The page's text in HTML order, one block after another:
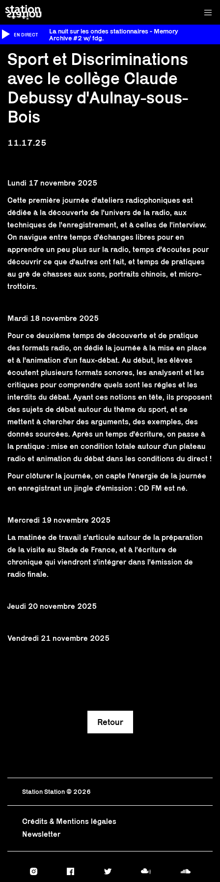
EN DIRECT
La nuit sur les ondes stationnaires - Memory
Archive #2 w/ fdg.
Sport et Discriminations
avec le collège Claude
Debussy d'Aulnay-sous-
Bois
11.17.25
Lundi 17 novembre 2025
Cette première journée d'ateliers radiophoniques est
dédiée à la découverte de l'univers de la radio, aux
techniques de l'enregistrement, et à celles de l'interview.
On navigue entre temps d'échanges libres pour en
apprendre un peu plus sur la radio, temps d'écoutes pour
découvrir ce que d'autres ont fait, et temps de pratiques
au grè de chasses aux sons, portraits chinois, et micro-
trottoirs.
Mardi 18 novembre 2025
Pour ce deuxième temps de découverte et de pratique
des formats radio, on dédié la journée à la mise en place
et à l'animation d'un faux-débat. Au début, les élèves
écoutent plusieurs formats sonores, les analysent et les
critiques pour comprendre quels sont les régles et les
interdits du débat. Ayant ces notions en tête, ils proposent
des sujets de débat autour du thème du sport, et se
mettent à chercher des arguments, des exemples, des
donnés sourcées. Après un temps d'écriture, on passe à
la pratique : mise en condition totale autour d'un plateau
radio et animation du débat dans les conditions du direct !
Pour clôturer la journée, on capte l'énergie de la journée
en enregistrant un jingle d'émission : CD FM est né.
Mercredi 19 novembre 2025
La matinée de travail s'articule autour de la préparation
de la visite au Stade de France, et à l'écriture de
chronique qui viendront s'intégrer dans l'émission de
radio finale.
Jeudi 20 novembre 2025
Vendredi 21 novembre 2025
Retour
Station Station © 2026
Crédits & Mentions légales
Newsletter